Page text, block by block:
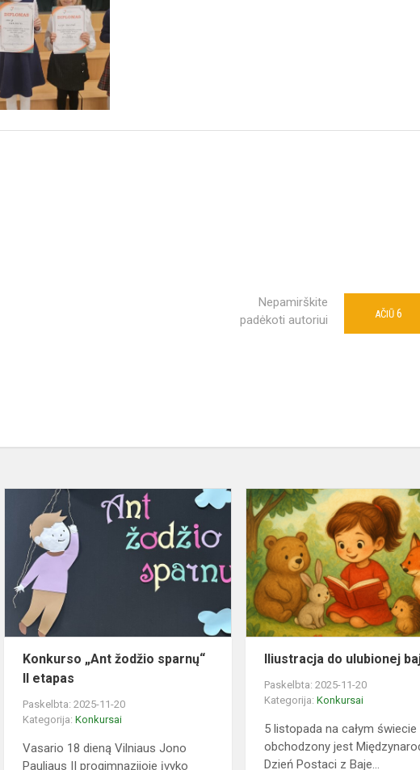
Nepamirškite
padėkoti autoriui
AČIŪ 6
Konkurso
„Ant
žodžio
sparnų“
II
etapas
Konkurso „Ant žodžio sparnų“
II etapas
Paskelbta: 2025-11-20
Kategorija:Konkursai
Vasario 18 dieną Vilniaus Jono
Pauliaus II progimnazijoje įvyko
Iliustracja do ulubionej
Paskelbta: 2025-11-20
Kategorija:Konkursai
5 listopada na całym świecie
obchodzony jest
Dzień Postaci z Baje...